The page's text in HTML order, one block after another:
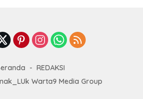
REDAKSI
Warta9 Media Group